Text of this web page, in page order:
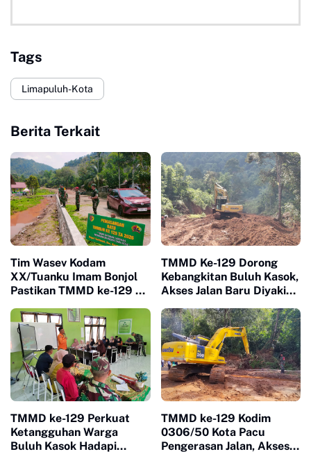
Tags
Limapuluh-Kota
Berita Terkait
Tim Wasev Kodam
XX/Tuanku Imam Bonjol
Pastikan TMMD ke-129 di
Sasaran dan Berkualitas
TMMD Ke-129 Dorong
Kebangkitan Buluh Kasok,
Akses Jalan Baru Diyakini
Ekonomi Warga
TMMD ke-129 Perkuat
Ketangguhan Warga
Buluh Kasok Hadapi
TMMD ke-129 Kodim
0306/50 Kota Pacu
Pengerasan Jalan, Akses